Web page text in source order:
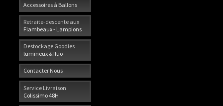
Accessoires à Ballons
Retraite-descente aux
Flambeaux - Lampions
Destockage Goodies
lumineux & fluo
Contacter Nous
Service Livraison
Colissimo 48H